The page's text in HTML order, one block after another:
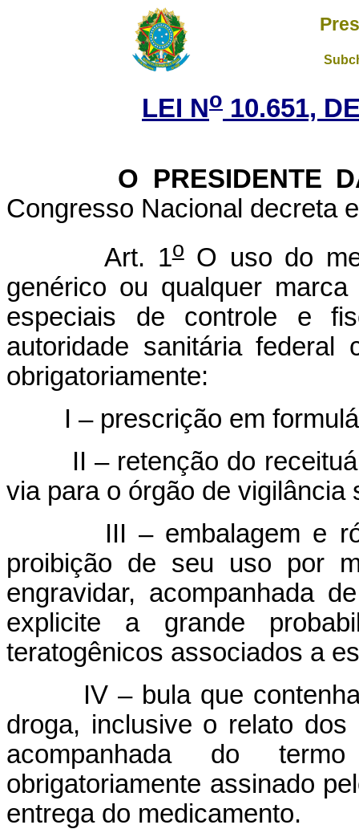
LEI No 10.651,
O PRESIDENTE DA
Congresso Nacional decreta
Art. 1oO uso do
genérico ou qualquer
especiais de controle e
autoridade sanitária federal
obrigatoriamente:
I – prescrição em
II – retenção do
via para o órgão de vigilância
III – embalagem e
proibição de seu uso por
engravidar, acompanhada
explicite a grande
teratogênicos associados a
IV – bula que contenha
droga, inclusive o relato dos
acompanhada do
obrigatoriamente assinado
entrega do medicamento.